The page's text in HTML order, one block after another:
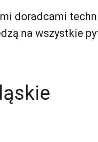
doradcami
na wszystkie